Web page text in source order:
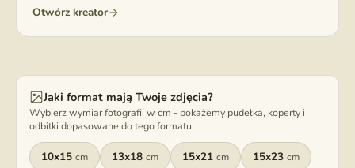
Otwórz kreator
Jaki format mają Twoje zdjęcia?
Wybierz wymiar fotografii w cm - pokażemy pudełka, koperty i
odbitki dopasowane do tego formatu.
10x15 cm 13x18 cm 15x21 cm 15x23 cm